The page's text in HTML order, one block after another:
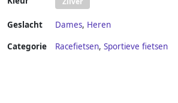
Geslacht Dames, Heren
Categorie
Racefietsen, Sportieve fietsen